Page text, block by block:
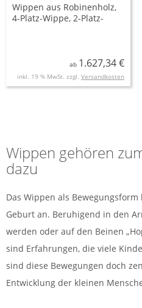
Wippen aus Robinenholz,
4-Platz-Wippe, 2-Platz-
ab 1.627,34 €
inkl. 19 % MwSt. zzgl. Versandkosten
Wippen gehören
dazu
Das Wippen als
Geburt an. Beruhigend in den
werden oder auf den Beinen
sind Erfahrungen, die viele
sind diese Bewegungen doch
Entwicklung der kleinen